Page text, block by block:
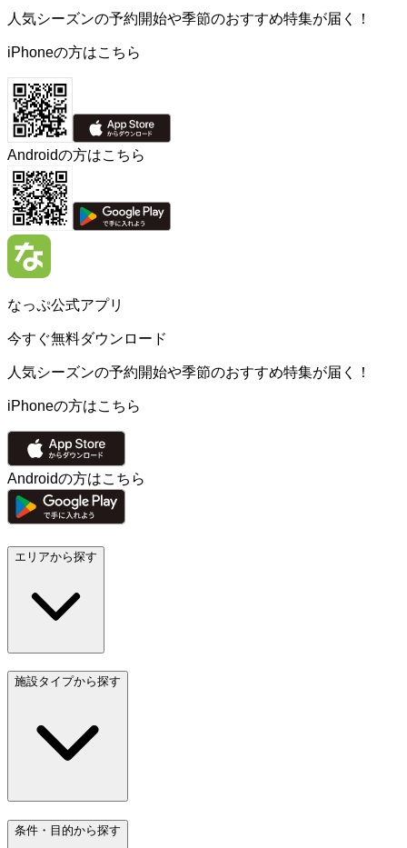
人気シーズンの予約開始や季節のおすすめ特集が届く！
iPhoneの方はこちら
Androidの方はこちら
なっぷ公式アプリ
今すぐ無料ダウンロード
人気シーズンの予約開始や季節のおすすめ特集が届く！
iPhoneの方はこちら
Androidの方はこちら
エリアから探す
施設タイプから探す
条件・目的から探す